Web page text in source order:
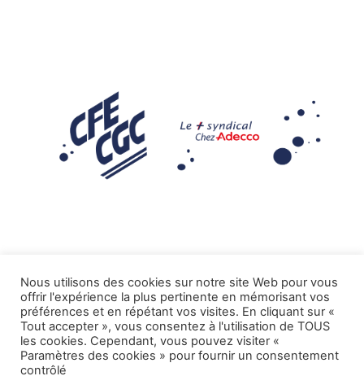
Mentions légales
Tous droits réservés CFE-CGC ADECCO.
Nous utilisons des cookies sur notre site Web pour vous
offrir l'expérience la plus pertinente en mémorisant vos
préférences et en répétant vos visites. En cliquant sur «
Tout accepter », vous consentez à l'utilisation de TOUS
les cookies. Cependant, vous pouvez visiter «
Paramètres des cookies » pour fournir un consentement
contrôlé